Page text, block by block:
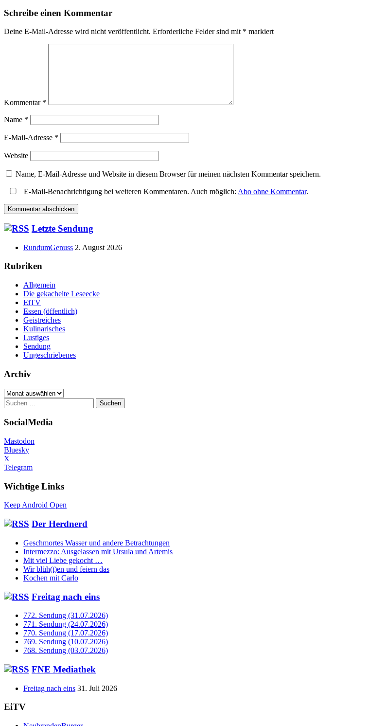
Schreibe einen Kommentar
Deine E-Mail-Adresse wird nicht veröffentlicht. Erforderliche Felder sind mit * markiert
Kommentar *
Name *
E-Mail-Adresse *
Website
Name, E-Mail-Adresse und Website in diesem Browser für meinen nächsten Kommentar speichern.
E-Mail-Benachrichtigung bei weiteren Kommentaren. Auch möglich: Abo ohne Kommentar.
Haupt-
Seitenleiste
Letzte Sendung
RundumGenuss 2. August 2026
Rubriken
Allgemein
Die gekachelte Leseecke
EiTV
Essen (öffentlich)
Geistreiches
Kulinarisches
Lustiges
Sendung
Ungeschriebenes
Archiv
Archiv
Suchen
nach:
SocialMedia
Mastodon
Bluesky
X
Telegram
Wichtige Links
Keep Android Open
Der Herdnerd
Geschmortes Wasser und andere Betrachtungen
Intermezzo: Ausgelassen mit Ursula und Artemis
Mit viel Liebe gekocht …
Wir blüh(t)en und feiern das
Kochen mit Carlo
Freitag nach eins
772. Sendung (31.07.2026)
771. Sendung (24.07.2026)
770. Sendung (17.07.2026)
769. Sendung (10.07.2026)
768. Sendung (03.07.2026)
FNE Mediathek
Freitag nach eins 31. Juli 2026
EiTV